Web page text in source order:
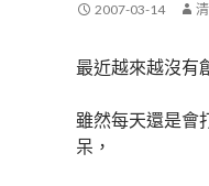
2007-03-14
最近越來越沒有
雖然每天還是會
呆，